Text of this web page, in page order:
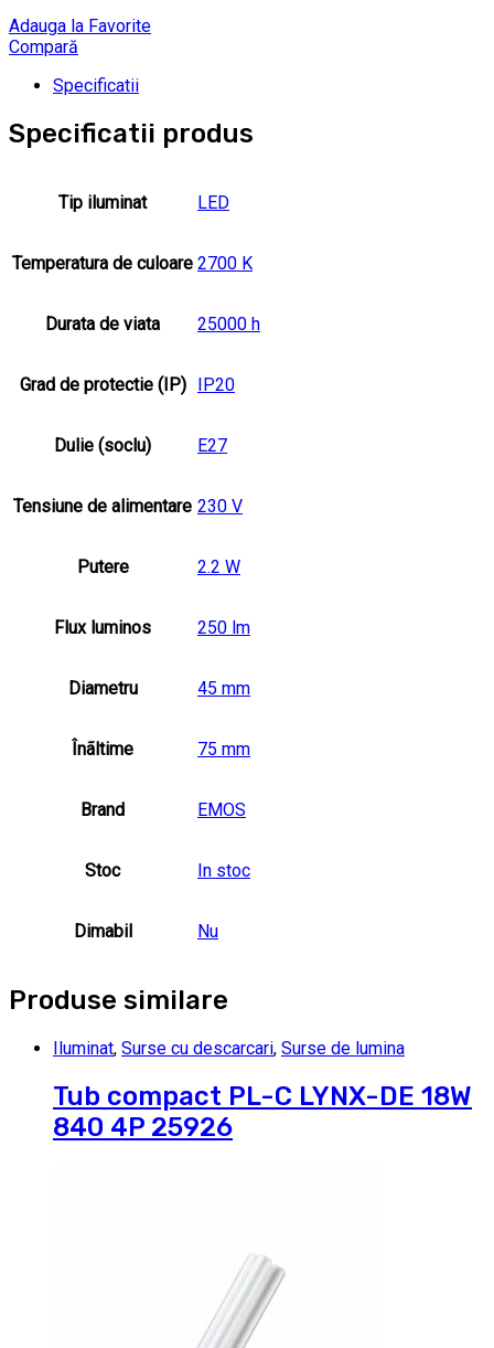
Adauga la Favorite
Compară
Specificatii
Specificatii produs
Tip iluminat LED
Temperatura de culoare 2700 K
Durata de viata 25000 h
Grad de protectie (IP) IP20
Dulie (soclu) E27
Tensiune de alimentare 230 V
Putere 2.2 W
Flux luminos 250 lm
Diametru 45 mm
Înãltime 75 mm
Brand EMOS
Stoc In stoc
Dimabil Nu
Produse similare
Iluminat, Surse cu descarcari, Surse de lumina
Tub compact PL-C LYNX-DE 18W
840 4P 25926